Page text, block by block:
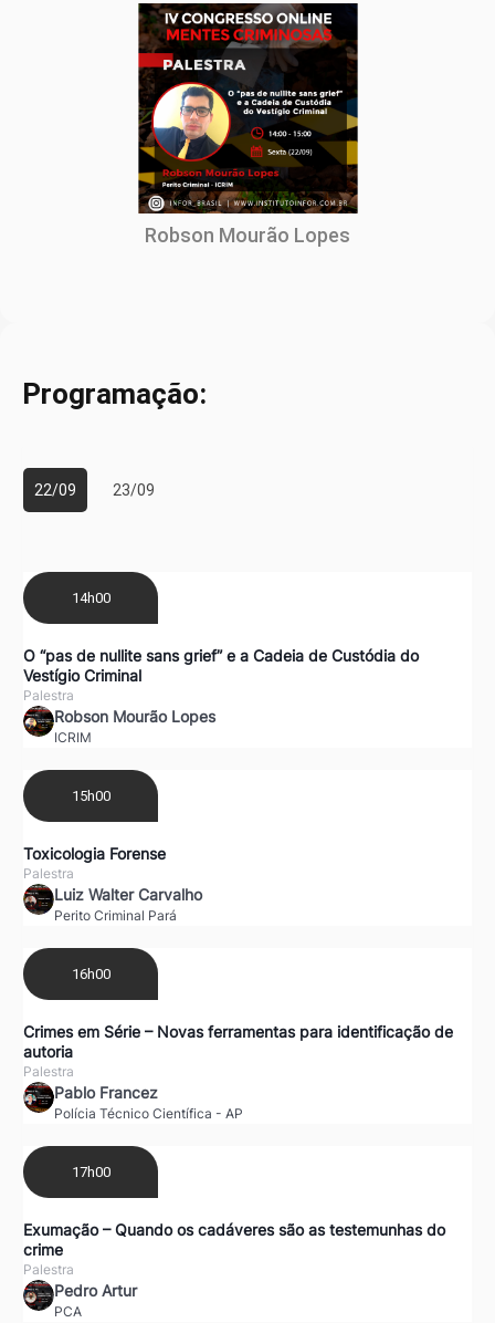
Robson Mourão Lopes
Programação:
22/09 23/09
O “pas de nullite sans grief” e a Cadeia de Custódia do
Vestígio Criminal
Palestra
Robson Mourão Lopes
ICRIM
14h00
Toxicologia Forense
Palestra
Luiz Walter Carvalho
Perito Criminal Pará
15h00
Crimes em Série – Novas ferramentas para identificação de
autoria
Palestra
Pablo Francez
Polícia Técnico Científica - AP
16h00
Exumação – Quando os cadáveres são as testemunhas do
crime
Palestra
Pedro Artur
PCA
17h00